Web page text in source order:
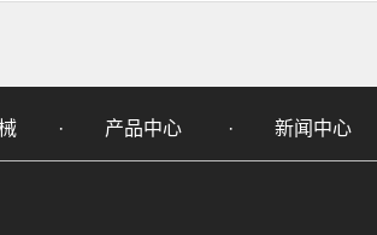
· 产品中心 · 新闻中心